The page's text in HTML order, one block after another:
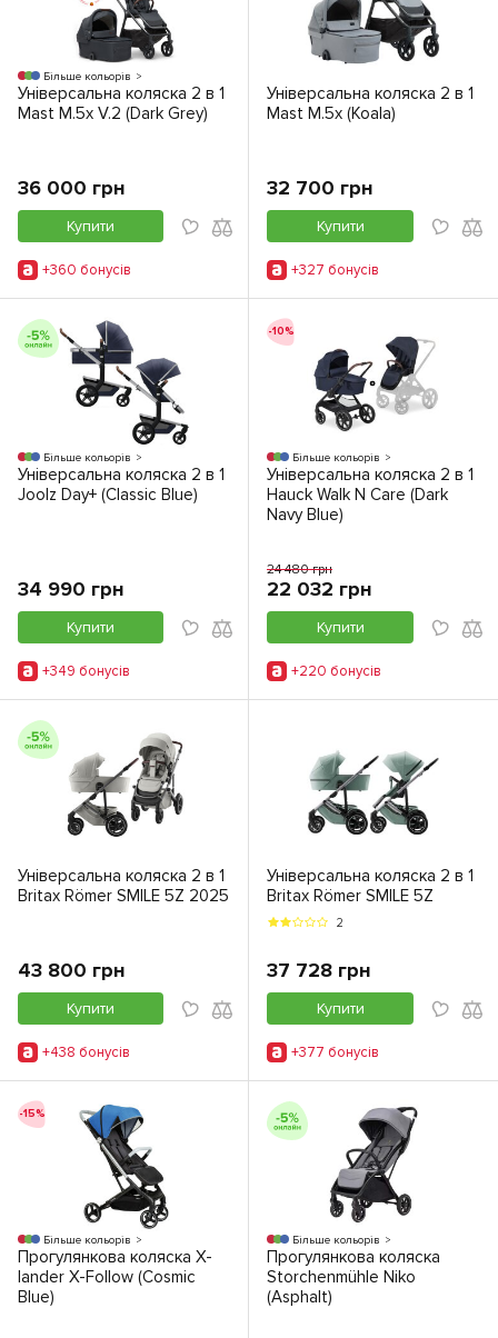
Більше кольорів
Універсальна коляска 2 в 1
Mast M.5x V.2 (Dark Grey)
36 000 грн
Купити
+360 бонусiв
Універсальна коляска 2 в 1
Mast M.5x (Koala)
32 700 грн
Купити
+327 бонусiв
Більше кольорів
Універсальна коляска 2 в 1
Joolz Day+ (Classic Blue)
34 990 грн
Купити
+349 бонусiв
-10%
Більше кольорів
Універсальна коляска 2 в 1
Hauck Walk N Care (Dark
Navy Blue)
24 480 грн
22 032 грн
Купити
+220 бонусiв
Універсальна коляска 2 в 1
Britax Römer SMILE 5Z 2025
43 800 грн
Купити
+438 бонусiв
Універсальна коляска 2 в 1
Britax Römer SMILE 5Z
2
37 728 грн
Купити
+377 бонусiв
-15%
Більше кольорів
Прогулянкова коляска X-
lander X-Follow (Cosmic
Blue)
Більше кольорів
Прогулянкова коляска
Storchenmühle Niko
(Asphalt)